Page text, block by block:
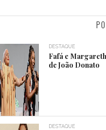
DESTAQUE
Fafá e
de João Donato
DESTAQUE